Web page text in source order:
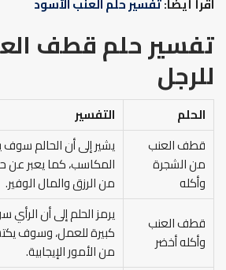
اقرأ أيضًا:تفسير حلم العنب الأسود
تفسير حلم قطف
للرجل
الحلم
التفسير
قطف العنب
من الشجرة
وأكله
يشير إلى أن الحالم سوف
المكاسب، كما يعبر عن
من الرزق والمال الوفير.
قطف العنب
وأكله أخضر
يرمز الحلم إلى أن
كبيرة للعمل، وسوف
من الأمور الإيجابية.